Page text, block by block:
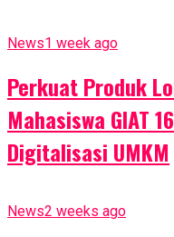
News1 week ago
Perkuat Produk
Mahasiswa GIAT
Digitalisasi UMKM
News2 weeks ago